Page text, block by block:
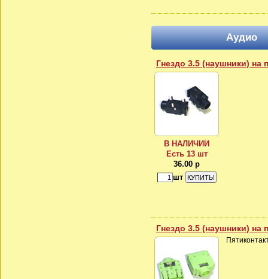
Аудио
Гнездо 3.5 (наушники) на
В НАЛИЧИИ
Есть 13 шт
36.00 р
шт
Гнездо 3.5 (наушники) на